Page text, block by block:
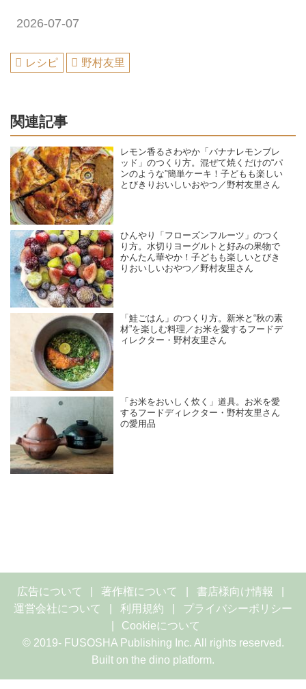
2026-07-07
レシピ 野村友里
関連記事
レモン香るさわやか「バナナレモンブレ
ッド」のつくり方。混ぜて焼くだけの“パ
ンのような”簡単ケーキ！子どもも楽しい
とびきりおいしいおやつ／野村友里さん
ひんやり「フローズンフルーツ」のつく
り方。水切りヨーグルトと好みの果物で
かんたん華やか！子どもも楽しいとびき
りおいしいおやつ／野村友里さん
「鮭ごはん」のつくり方。新米と“秋の素
材”を楽しむ料理／お米を愛するフードデ
ィレクター・野村友里さん
「お米をおいしく炊く」道具。お米を愛
するフードディレクター・野村友里さん
の愛用品
広告について 著作権について
書店様向け情報
運営会社について
利用規約
プライバシーポリシー
Cookieについて
© 2019- FUSOSHA Publishing Inc. All rights reserved.
Built on the dino platform.